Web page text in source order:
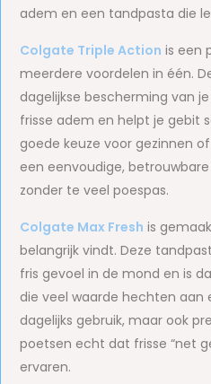
adem en een tandpasta die
Colgate Triple Action is een
meerdere voordelen in één.
dagelijkse bescherming van
frisse adem en helpt je gebit
goede keuze voor gezinnen
een eenvoudige,
zonder te veel poespas.
Colgate Max Fresh is
belangrijk vindt. Deze
fris gevoel in de mond en is
die veel waarde hechten aan
dagelijks gebruik, maar ook
poetsen echt dat frisse “net
ervaren.